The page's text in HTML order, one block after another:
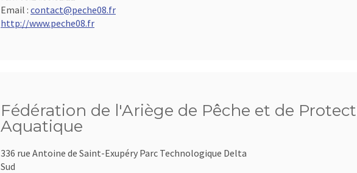
Email : contact@peche08.fr
http://www.peche08.fr
Fédération de l'Ariège de Pêche et de
Aquatique
336 rue Antoine de Saint-Exupéry Parc Technologique Delta
Sud